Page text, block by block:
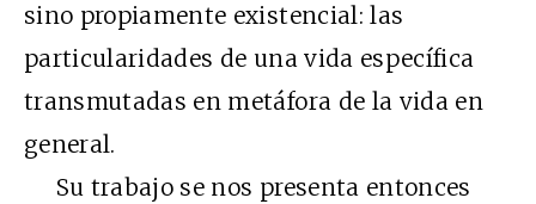
sino propiamente existencial: las
particularidades de una vida específica
transmutadas en metáfora de la vida en
general.
Su trabajo se nos presenta entonces